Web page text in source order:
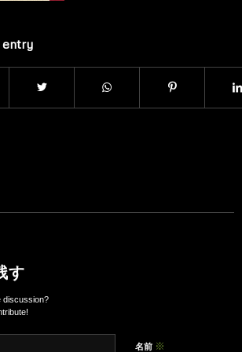
entry
す
discussion?
名前 ※